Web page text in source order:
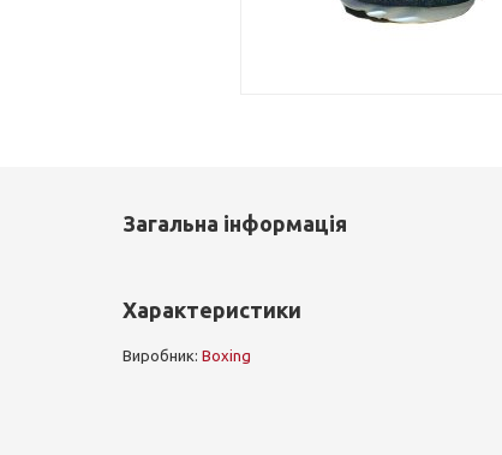
Загальна інформація
Характеристики
Виробник: Boxing